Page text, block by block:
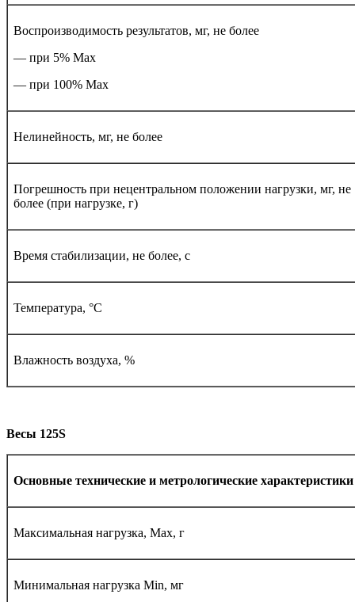
Воспроизводимость результатов, мг, не более
— при 5% Мах
— при 100% Мах
Нелинейность, мг, не более
Погрешность при нецентральном положении нагрузки, мг, не
более (при нагрузке, г)
Время стабилизации, не более, с
Температура, °С
Влажность воздуха, %
Весы 125S
Основные технические и метрологические
Максимальная нагрузка, Max, г
Минимальная нагрузка Мin, мг